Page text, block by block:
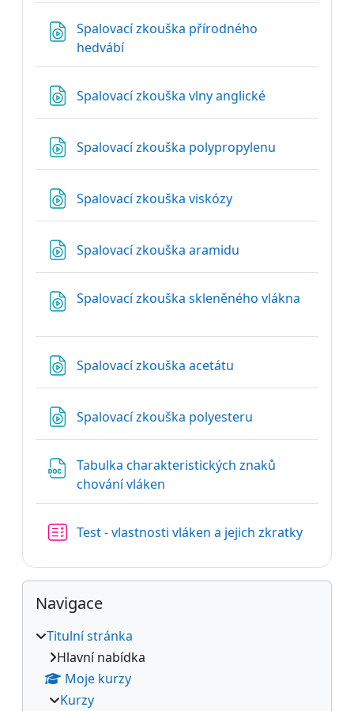
Spalovací zkouška přírodného
hedvábí
Spalovací zkouška vlny anglické
Spalovací zkouška polypropylenu
Spalovací zkouška viskózy
Spalovací zkouška aramidu
Spalovací zkouška skleněného vlákna
Spalovací zkouška acetátu
Spalovací zkouška polyesteru
Tabulka charakteristických znaků
chování vláken
Test - vlastnosti vláken a jejich zkratky
Bloky
Přeskočit: Navigace
Navigace
Titulní stránka
Hlavní nabídka
Moje kurzy
Kurzy